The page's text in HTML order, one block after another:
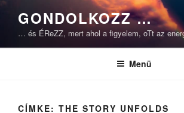
Tartalomhoz
GONDOLKOZZ …
… és ÉReZZ, mert ahol a figyelem, oTt az
Menü
CÍMKE: THE STORY UNFOLDS